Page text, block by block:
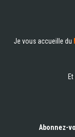
Je vous accueille du
Abonnez-